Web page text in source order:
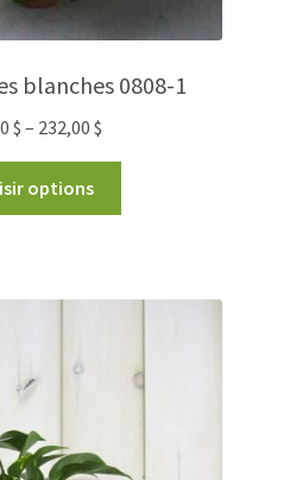
blanches 0808-1
$ – 232,00 $
options